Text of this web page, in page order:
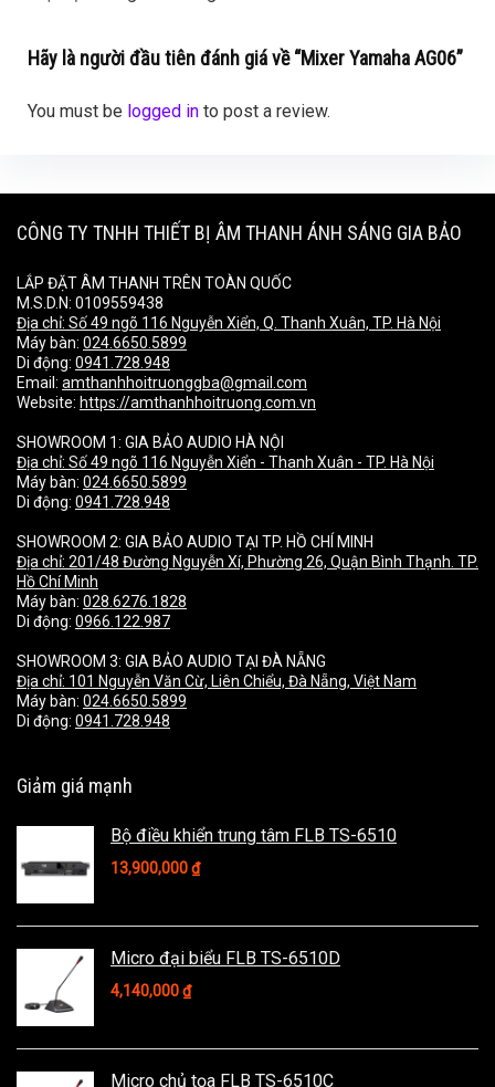
Hãy là người đầu tiên đánh giá về “Mixer Yamaha AG06”
You must be logged in to post a review.
CÔNG TY TNHH THIẾT BỊ ÂM THANH ÁNH SÁNG GIA BẢO
LẮP ĐẶT ÂM THANH TRÊN TOÀN QUỐC
M.S.D.N: 0109559438
Địa chỉ: Số 49 ngõ 116 Nguyễn Xiển, Q. Thanh Xuân, TP. Hà Nội
Máy bàn: 024.6650.5899
Di động: 0941.728.948
Email: amthanhhoitruonggba@gmail.com
Website: https://amthanhhoitruong.com.vn
SHOWROOM 1: GIA BẢO AUDIO HÀ NỘI
Địa chỉ: Số 49 ngõ 116 Nguyễn Xiển - Thanh Xuân - TP. Hà Nội
Máy bàn: 024.6650.5899
Di động: 0941.728.948
SHOWROOM 2: GIA BẢO AUDIO TẠI TP. HỒ CHÍ MINH
Địa chỉ: 201/48 Đường Nguyễn Xí, Phường 26, Quận Bình Thạnh. TP.
Hồ Chí Minh
Máy bàn: 028.6276.1828
Di động: 0966.122.987
SHOWROOM 3: GIA BẢO AUDIO TẠI ĐÀ NẴNG
Địa chỉ: 101 Nguyễn Văn Cừ, Liên Chiểu, Đà Nẵng, Việt Nam
Máy bàn: 024.6650.5899
Di động: 0941.728.948
Giảm giá mạnh
Bộ điều khiển trung tâm FLB TS-6510
13,900,000₫
Micro đại biểu FLB TS-6510D
4,140,000₫
Micro chủ tọa FLB TS-6510C